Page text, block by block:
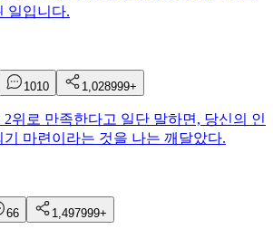
일입니다.
1010 1,028999+
위로 만족한다고 일단 말하면, 당신의 인
마련이라는 것을 나는 깨달았다.
66 1,497999+